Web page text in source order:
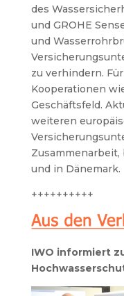
des
und GROHE
und
zu verhindern.
Kooperationen
Geschäftsfeld.
weiteren
und in Dänemark.
++++++++++
IWO informiert